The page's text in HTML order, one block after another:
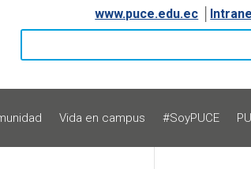
www.puce.edu.ec
Vida en campus #SoyPUCE